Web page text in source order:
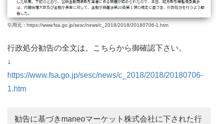
引用元：https://www.fsa.go.jp/sesc/news/c_2018/2018/20180706-1.htm
行政処分勧告の全文は、こちらから御確認下さい。
↓
https://www.fsa.go.jp/sesc/news/c_2018/2018/20180706-
1.htm
勧告に基づきmaneoマーケット株式会社に下された行